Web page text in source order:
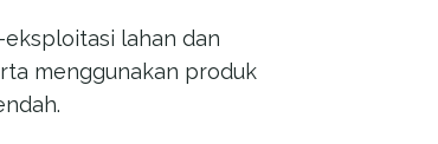
lahan dan
menggunakan produk